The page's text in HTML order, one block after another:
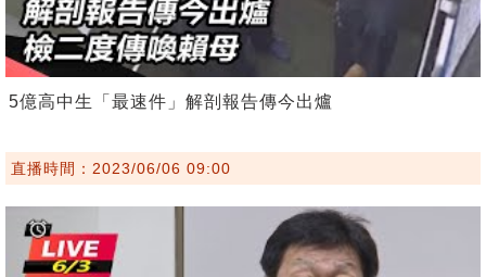
5億高中生「最速件」解剖報告傳今出爐
直播時間：2023/06/06 09:00